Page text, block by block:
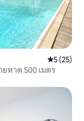
คะแนนเฉลี่
5 (25)
หาด 500 เมตร